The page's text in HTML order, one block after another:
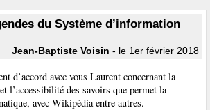
du Système d’information
Jean-Baptiste Voisin - le 1er février 2018
d’accord avec vous Laurent concernant la
l’accessibilité des savoirs que permet la
avec Wikipédia entre autres.